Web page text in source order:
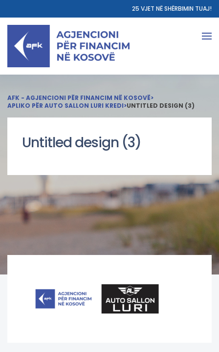
25 VJET NË SHËRBIMIN TUAJ!
AFK - AGJENCIONI PËR FINANCIM NË KOSOVË>
APLIKO PËR AUTO SALLON LURI KREDI>UNTITLED DESIGN (3)
Untitled design (3)